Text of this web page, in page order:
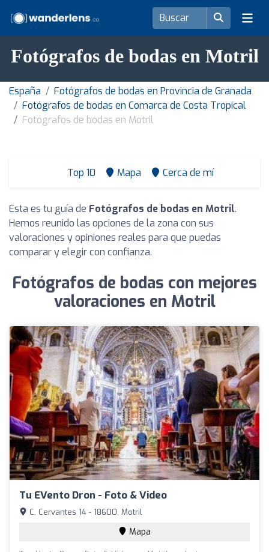
Fotógrafos de bodas en Motril
España
Fotógrafos de bodas en Provincia de Granada
Fotógrafos de bodas en Comarca de Costa Tropical
Fotógrafos de bodas en Motril
Top 10 Mapa Cerca de mí
Esta es tu guía de Fotógrafos de bodas en Motril.
Hemos reunido las opciones de la zona con sus
valoraciones y opiniones reales para que puedas
comparar y elegir con confianza.
Fotógrafos de bodas con mejores
valoraciones en Motril
Tu EVento Dron - Foto & Video
C. Cervantes 14 - 18600, Motril
Mapa